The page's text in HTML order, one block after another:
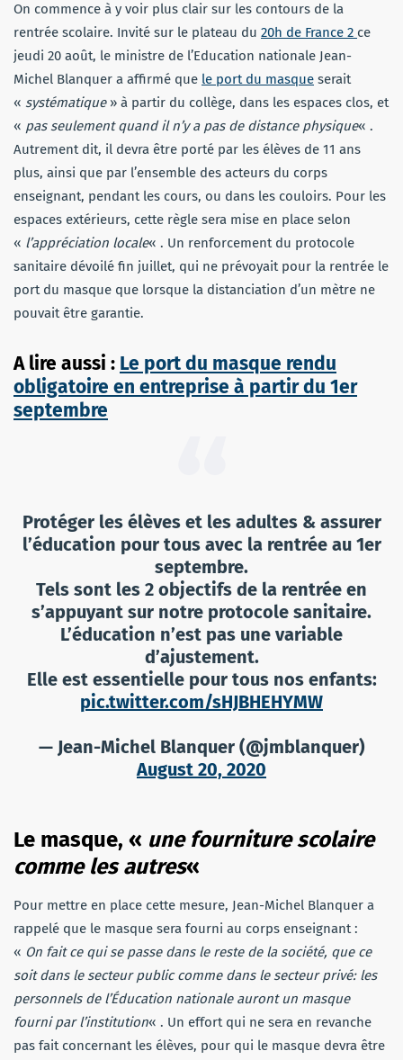
On commence à y voir plus clair sur les contours de la
rentrée scolaire. Invité sur le plateau du 20h de France 2 ce
jeudi 20 août, le ministre de l’Education nationale Jean-
Michel Blanquer a affirmé que le port du masque serait
« systématique» à partir du collège, dans les espaces clos, et
« pas seulement quand il n’y a pas de distance physique« .
Autrement dit, il devra être porté par les élèves de 11 ans
plus, ainsi que par l’ensemble des acteurs du corps
enseignant, pendant les cours, ou dans les couloirs. Pour les
espaces extérieurs, cette règle sera mise en place selon
« l’appréciation locale« . Un renforcement du protocole
sanitaire dévoilé fin juillet, qui ne prévoyait pour la rentrée le
port du masque que lorsque la distanciation d’un mètre ne
pouvait être garantie.
A lire aussi : Le port du masque rendu
obligatoire en entreprise à partir du 1er
septembre
Protéger les élèves et les adultes & assurer
l’éducation pour tous avec la rentrée au 1er
septembre.
Tels sont les 2 objectifs de la rentrée en
s’appuyant sur notre protocole sanitaire.
L’éducation n’est pas une variable
d’ajustement.
Elle est essentielle pour tous nos enfants:
pic.twitter.com/sHJBHEHYMW
— Jean-Michel Blanquer (@jmblanquer)
August 20, 2020
Le masque, « une fourniture scolaire
comme les autres«
Pour mettre en place cette mesure, Jean-Michel Blanquer a
rappelé que le masque sera fourni au corps enseignant :
« On fait ce qui se passe dans le reste de la société, que ce
soit dans le secteur public comme dans le secteur privé: les
personnels de l’Éducation nationale auront un masque
fourni par l’institution« . Un effort qui ne sera en revanche
pas fait concernant les élèves, pour qui le masque devra être